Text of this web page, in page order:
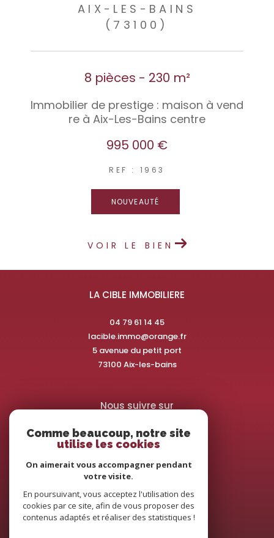
AIX-LES-BAINS
(73100)
8 pièces - 230 m²
Immobilier de prestige : maison à vend
re à Aix-Les-Bains centre
995 000 €
REF : 1963
NOUVEAUTÉ
VOIR LE BIEN
LA CIBLE IMMOBILIERE
04 79 61 14 45
lacible.immo@orange.fr
5 avenue du petit port
73100
aix-les-bains
Nous suivre sur
Adhérents
Comme beaucoup, notre site
utilise les cookies
On aimerait vous accompagner pendant
votre visite.
En poursuivant, vous acceptez l'utilisation des
cookies par ce site, afin de vous proposer des
contenus adaptés et réaliser des statistiques !